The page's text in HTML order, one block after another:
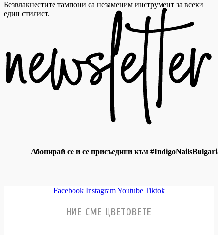
Безвлакнестите тампони са незаменим инструмент за всеки
един стилист.
Абонирай се и се присъедини към
Facebook Instagram Youtube Tiktok
НИЕ СМЕ ЦВЕТОВЕТЕ